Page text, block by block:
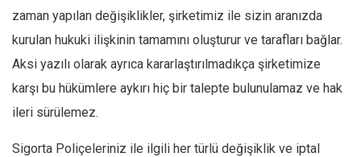
zaman yapılan değişiklikler, şirketimiz ile sizin aranızda
kurulan hukuki ilişkinin tamamını oluşturur ve tarafları bağlar.
Aksi yazılı olarak ayrıca kararlaştırılmadıkça şirketimize
karşı bu hükümlere aykırı hiç bir talepte bulunulamaz ve hak
ileri sürülemez.
Sigorta Poliçeleriniz ile ilgili her türlü değişiklik ve iptal